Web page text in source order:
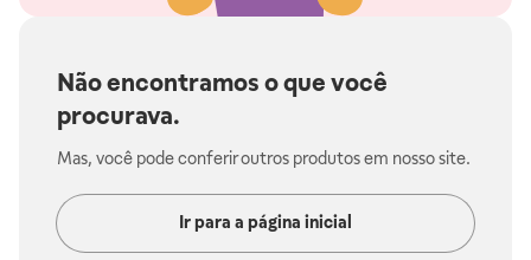
Não encontramos o que você
procurava.
Mas, você pode conferir outros produtos em nosso site.
Ir para a página inicial